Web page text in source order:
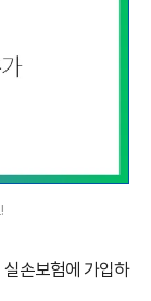
실손보험에 가입하